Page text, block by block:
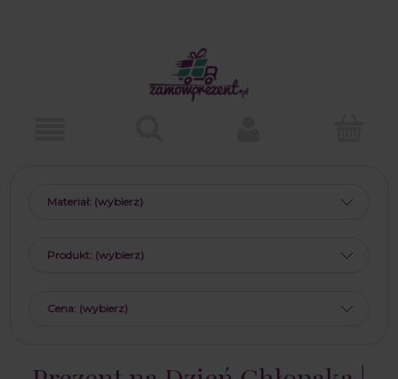
Materiał: (wybierz)
Produkt: (wybierz)
Cena: (wybierz)